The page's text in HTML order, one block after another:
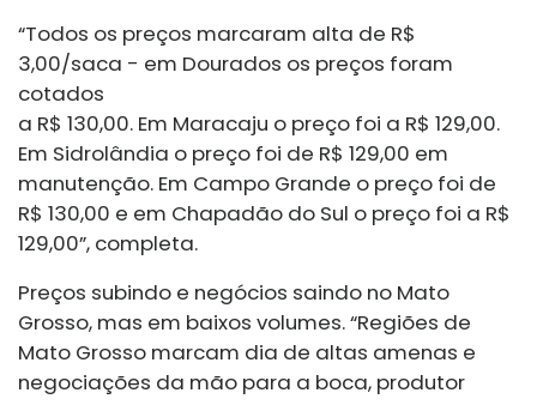
“Todos os preços marcaram alta de R$
3,00/saca - em Dourados os preços foram
cotados
a R$ 130,00. Em Maracaju o preço foi a R$ 129,00.
Em Sidrolândia o preço foi de R$ 129,00 em
manutenção. Em Campo Grande o preço foi de
R$ 130,00 e em Chapadão do Sul o preço foi a R$
129,00”, completa.
Preços subindo e negócios saindo no Mato
Grosso, mas em baixos volumes. “Regiões de
Mato Grosso marcam dia de altas amenas e
negociações da mão para a boca, produtor